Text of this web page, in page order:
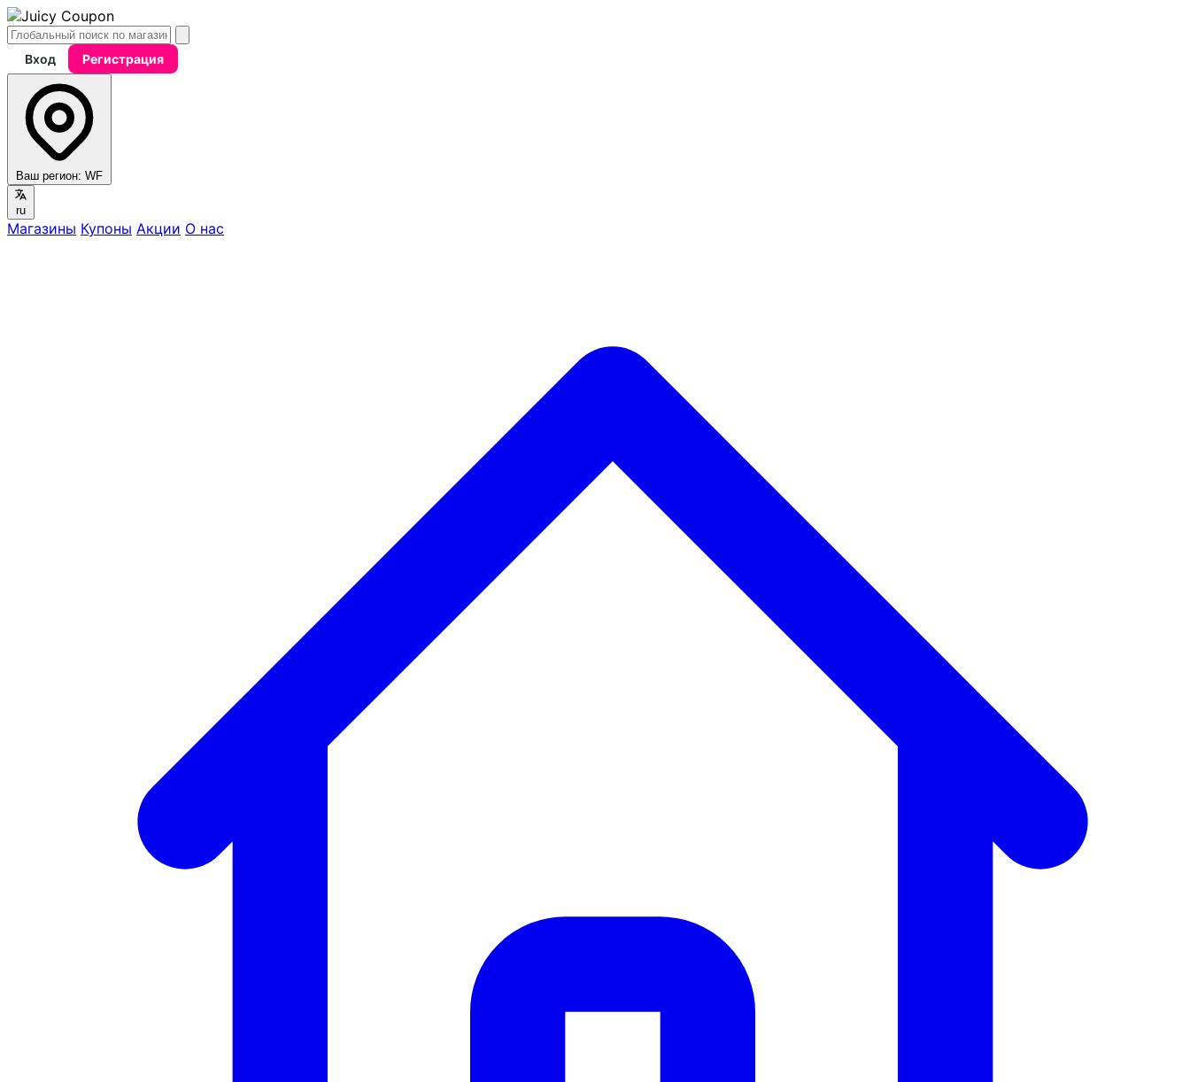
Вход Регистрация
Ваш регион: WF
ru
Магазины Купоны Акции О нас